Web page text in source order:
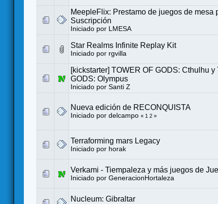
MeepleFlix: Prestamo de juegos de mesa
Suscripción
Iniciado por LMESA
Star Realms Infinite Replay Kit
Iniciado por rgvilla
[kickstarter] TOWER OF GODS: Cthulhu y
GODS: Olympus
Iniciado por Santi Z
Nueva edición de RECONQUISTA
Iniciado por delcampo « 1 2 »
Terraforming mars Legacy
Iniciado por horak
Verkami - Tiempaleza y más juegos de
Iniciado por GeneracionHortaleza
Nucleum: Gibraltar